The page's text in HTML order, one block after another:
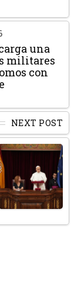
una
militares
con
NEXT POST